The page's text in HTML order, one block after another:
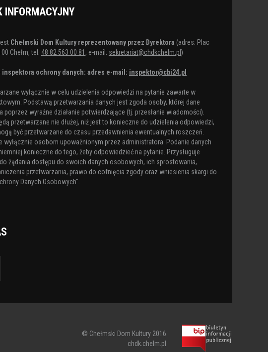
INFORMACYJNY
Chełmski Dom Kultury reprezentowany przez Dyrektora (adres: Plac
Chełm, tel. 48 82 563 00 81 , e-mail: sekretariat@chdkchelm.pl )
inspektora ochrony danych: adres e-mail: inspektor@cbi24.pl
wyłącznie w celu udzielenia odpowiedzi na pytanie zawarte w
Podstawą przetwarzania danych jest zgoda osoby, której dane
poprzez wyraźne działanie potwierdzające (tj. przesłanie wiadomości).
przetwarzane nie dłużej, niż jest to konieczne do udzielenia odpowiedzi,
być przetwarzane do czasu przedawnienia ewentualnych roszczeń.
wyłącznie osobom upoważnionym przez administratora. Podanie danych
konieczne do tego, żeby odpowiedzieć na pytanie. Przysługuje
żądania dostępu do swoich danych osobowych, ich sprostowania,
przetwarzania, prawo do cofnięcia zgody oraz wniesienia skargi do
Danych Osobowych".
© Chełmski Dom Kultury 2016
chdk.chelm.pl